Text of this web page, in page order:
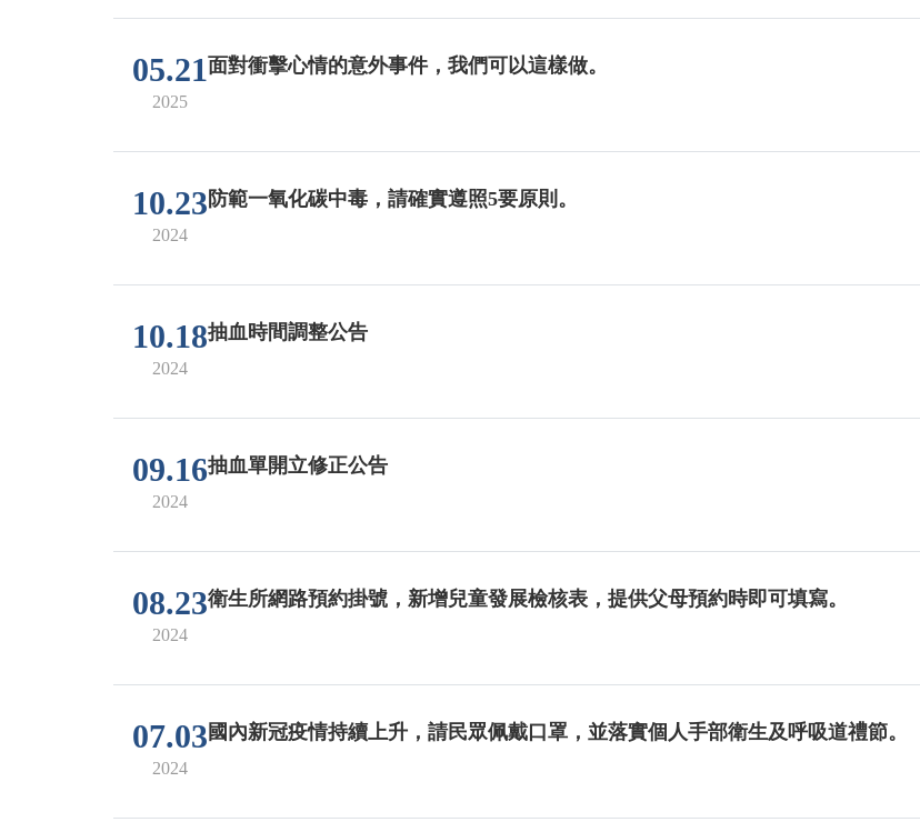
05.21
2025
面對衝擊心情的意外事件，我們可以這樣做。
10.23
2024
防範一氧化碳中毒，請確實遵照5要原則。
10.18
2024
抽血時間調整公告
09.16
2024
抽血單開立修正公告
08.23
2024
衛生所網路預約掛號，新增兒童發展檢核表，提供父母預約時即可填寫。
07.03
2024
國內新冠疫情持續上升，請民眾佩戴口罩，並落實個人手部衛生及呼吸道禮節。